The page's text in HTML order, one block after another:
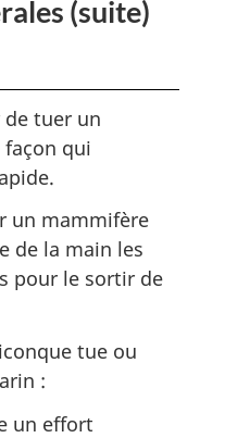
(suite)
tuer un
qui
un mammifère
de la main les
pour le sortir de
tue ou
:
un effort